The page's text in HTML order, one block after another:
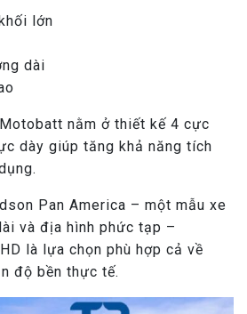
lớn
dài
nằm ở thiết kế 4 cực
dày giúp tăng khả năng tích
Pan America – một mẫu xe
và địa hình phức tạp –
là lựa chọn phù hợp cả về
độ bền thực tế.